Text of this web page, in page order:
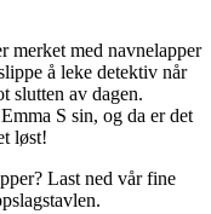
merket med navnelapper
å leke detektiv når
slutten av dagen.
S sin, og da er det
løst!
Last ned vår fine